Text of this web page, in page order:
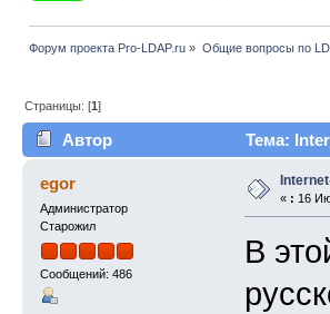
Форум проекта Pro-LDAP.ru » Общие вопросы по
Страницы: [1]
Автор Тема:
egor
Администратор
Старожил
Сообщений: 486
« : 16
В